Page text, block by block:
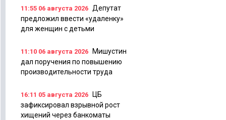
11:55 06 августа 2026 Депутат
предложил ввести «удаленку»
для женщин с детьми
11:10 06 августа 2026
Мишустин
дал поручения по повышению
производительности труда
16:11 05 августа 2026
ЦБ
зафиксировал взрывной рост
хищений через банкоматы